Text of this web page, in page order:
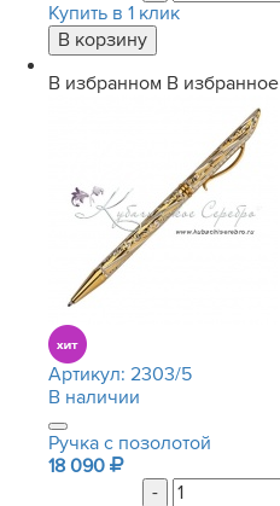
Купить в 1 клик
В избранном В избранное
Артикул: 2303/5
В наличии
Ручка с позолотой
18 090
-